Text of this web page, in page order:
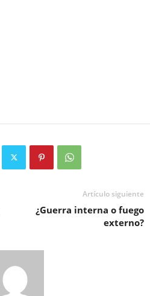
Artículo siguiente
¿Guerra interna o fuego
externo?